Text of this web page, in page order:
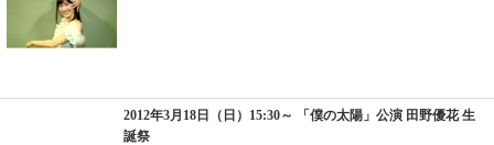
2012年3月18日（日）15:30～ 「僕の太陽」公演 田野優花 生
誕祭